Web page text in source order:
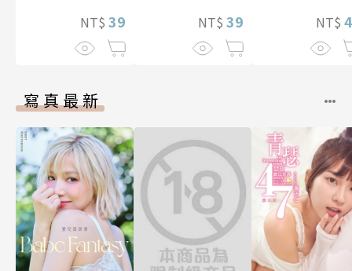
NT$ 39
漓的夜晚(第7話)
NT$ 39
續絕頂升天一個
月(第15話)
NT$
寫真最新